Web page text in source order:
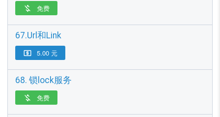
 免费
67.Url和Link
 5.00 元
68. 锁lock服务
 免费